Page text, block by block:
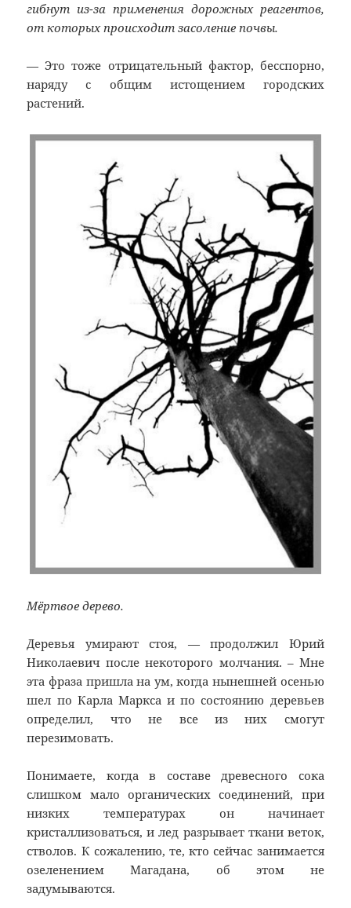
гибнут из-за применения дорожных реагентов,
от которых происходит засоление почвы.
— Это тоже отрицательный фактор, бесспорно,
наряду с общим истощением городских
растений.
Мёртвое дерево.
Деревья умирают стоя, — продолжил Юрий
Николаевич после некоторого молчания. – Мне
эта фраза пришла на ум, когда нынешней осенью
шел по Карла Маркса и по состоянию деревьев
определил, что не все из них смогут
перезимовать.
Понимаете, когда в составе древесного сока
слишком мало органических соединений, при
низких температурах он начинает
кристаллизоваться, и лед разрывает ткани веток,
стволов. К сожалению, те, кто сейчас занимается
озеленением Магадана, об этом не
задумываются.